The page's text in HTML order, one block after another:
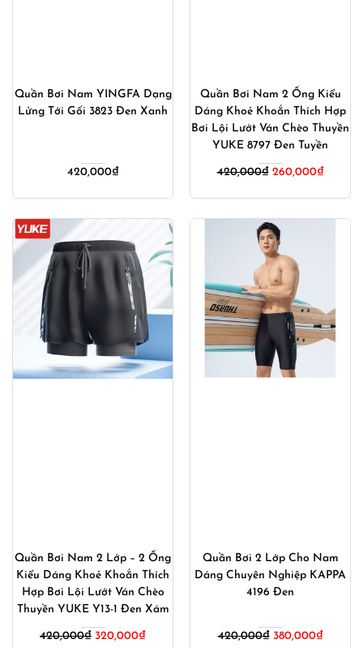
Quần Bơi Nam YINGFA Dạng
Lửng Tới Gối 3823 Đen Xanh
420,000₫
Quần Bơi Nam 2 Ống Kiểu
Dáng Khoẻ Khoắn Thích Hợp
Bơi Lội Lướt Ván Chèo Thuyền
YUKE 8797 Đen Tuyền
420,000₫ Giá
420,000₫.
260,000₫Giá
Quần Bơi Nam 2 Lớp – 2 Ống
Kiểu Dáng Khoẻ Khoắn Thích
Hợp Bơi Lội Lướt Ván Chèo
Thuyền YUKE Y13-1 Đen Xám
420,000₫ Giá
320,000₫Giá
Quần Bơi 2 Lớp Cho Nam
Dáng Chuyên Nghiệp KAPPA
4196 Đen
420,000₫ Giá
380,000₫Giá